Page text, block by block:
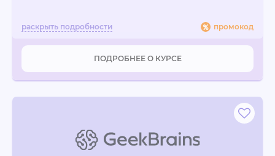
промокод
ПОДРОБНЕЕ О КУРСЕ